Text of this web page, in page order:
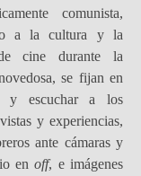
comunista,
a la cultura y la
cine durante la
se fijan en
y escuchar a los
y experiencias,
ante cámaras y
enoff, e imágenes